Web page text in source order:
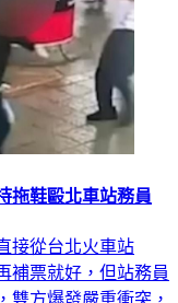
拖鞋毆北車站務員
接從台北火車站
補票就好，但站務員
雙方爆發嚴重衝突，